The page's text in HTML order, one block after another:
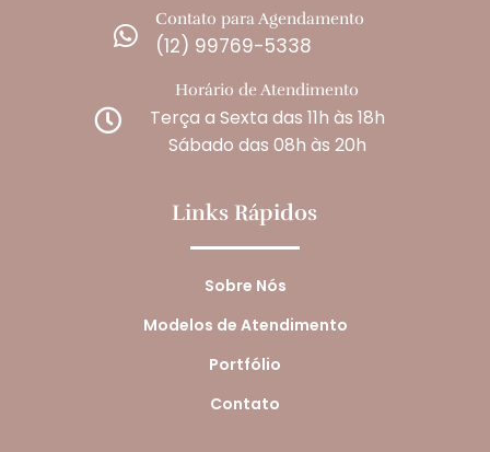

Contato para Agendamento
(12) 99769-5338

Horário de Atendimento
Terça a Sexta das 11h às 18h
Sábado das 08h às 20h
Links Rápidos
Sobre Nós
Modelos de Atendimento
Portfólio
Contato